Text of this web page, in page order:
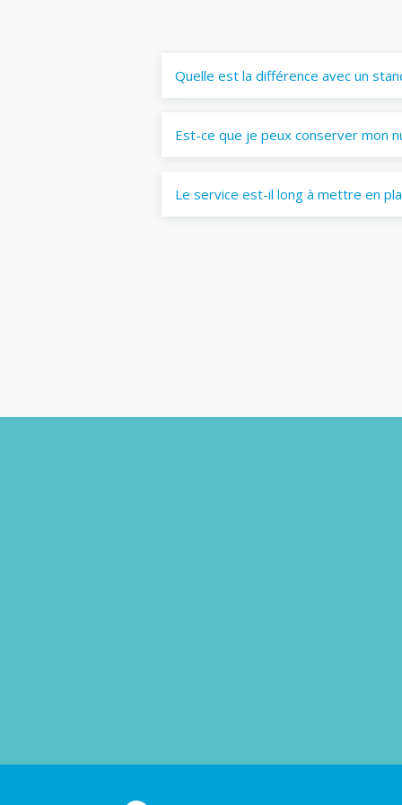
Quelle est la différence avec un
Est-ce que je peux conserver mon
Le service est-il long à mettre en